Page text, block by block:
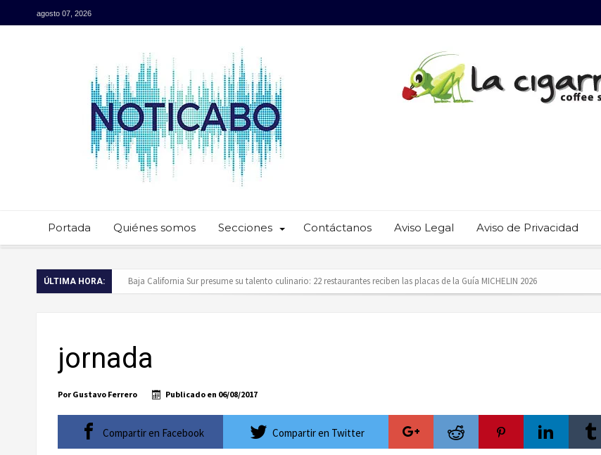
agosto 07, 2026
Portada Quiénes somos Secciones Contáctanos Aviso Legal Aviso de Privacidad
ÚLTIMA HORA:
Baja California Sur presume su talento culinario: 22 restaurantes reciben las placas de la Guía MICHELIN 2026
Convoca bomberos de CSL y Fonmar a torneo de pesca de orilla en playa Migriño
El ATP 250 de Los Cabos celebrará su décimo aniversario con acceso gratuito y la posibilidad de ganar una camioneta Mazda
Baja California Sur construirá una agenda común rumbo al Servicio Universal de Salud
Inicia Ayuntamiento de Los Cabos preparativos para las celebraciones del Mes Patrio
jornada
Por Gustavo Ferrero Publicado en 06/08/2017
Compartir en Facebook Compartir en Twitter